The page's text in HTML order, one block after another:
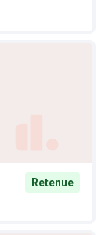
Retenue